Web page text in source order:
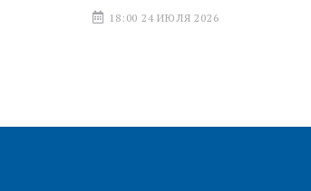
18:00 24 ИЮЛЯ 2026